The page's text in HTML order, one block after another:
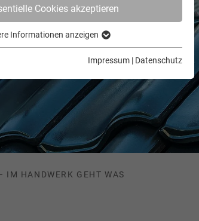
Cookies akzeptieren
Informationen anzeigen
Impressum | Datenschutz
HANDWERK GEHT WAS